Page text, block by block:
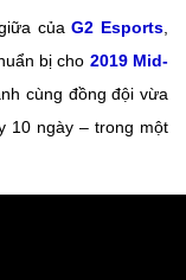
củaG2 Esports
bị cho 2019 Mid-
cùng đồng đội vừa
10 ngày – trong một